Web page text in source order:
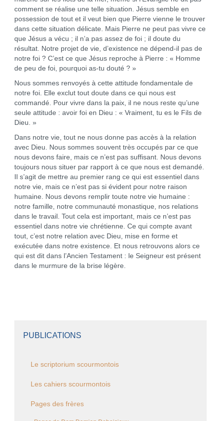
comment se réalise une telle situation. Jésus semble en
possession de tout et il veut bien que Pierre vienne le trouver
dans cette situation délicate. Mais Pierre ne peut pas vivre ce
que Jésus a vécu ; il n’a pas assez de foi ; il doute du
résultat. Notre projet de vie, d’existence ne dépend-il pas de
notre foi ? C’est ce que Jésus reproche à Pierre : « Homme
de peu de foi, pourquoi as-tu douté ? »
Nous sommes renvoyés à cette attitude fondamentale de
notre foi. Elle exclut tout doute dans ce qui nous est
commandé. Pour vivre dans la paix, il ne nous reste qu’une
seule attitude : avoir foi en Dieu : « Vraiment, tu es le Fils de
Dieu. »
Dans notre vie, tout ne nous donne pas accès à la relation
avec Dieu. Nous sommes souvent très occupés par ce que
nous devons faire, mais ce n’est pas suffisant. Nous devons
toujours nous situer par rapport à ce que nous est demandé.
Il s’agit de mettre au premier rang ce qui est essentiel dans
notre vie, mais ce n’est pas si évident pour notre raison
humaine. Nous devons remplir toute notre vie humaine :
notre famille, notre communauté monastique, nos relations
dans le travail. Tout cela est important, mais ce n’est pas
essentiel dans notre vie chrétienne. Ce qui compte avant
tout, c’est notre relation avec Dieu, mise en forme et
exécutée dans notre existence. Et nous retrouvons alors ce
qui est dit dans l’Ancien Testament : le Seigneur est présent
dans le murmure de la brise légère.
PUBLICATIONS
Le scriptorium scourmontois
Les cahiers scourmontois
Pages des frères